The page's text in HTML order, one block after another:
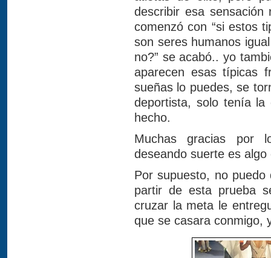
describir esa
comenzó con “si estos
son seres humanos
no?” se acabó.. yo
aparecen esas típicas
sueñas lo puedes, se
deportista, solo tenía la
hecho.
Muchas gracias por
deseando suerte es
Por supuesto, no
partir de esta prueba
cruzar la meta le
que se casara conmigo,